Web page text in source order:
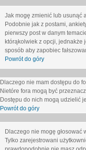
Jak mogę zmienić lub usunąć
Podobnie jak z postami,
pierwszy post w danym
którąkolwiek z opcji, jednakże
sposób aby zapobiec
Powrót do góry
Dlaczego nie mam dostępu do
Nietóre fora mogą być
Dostępu do nich mogą udzielić
Powrót do góry
Dlaczego nie mogę głosować
Tylko zarejestrowani